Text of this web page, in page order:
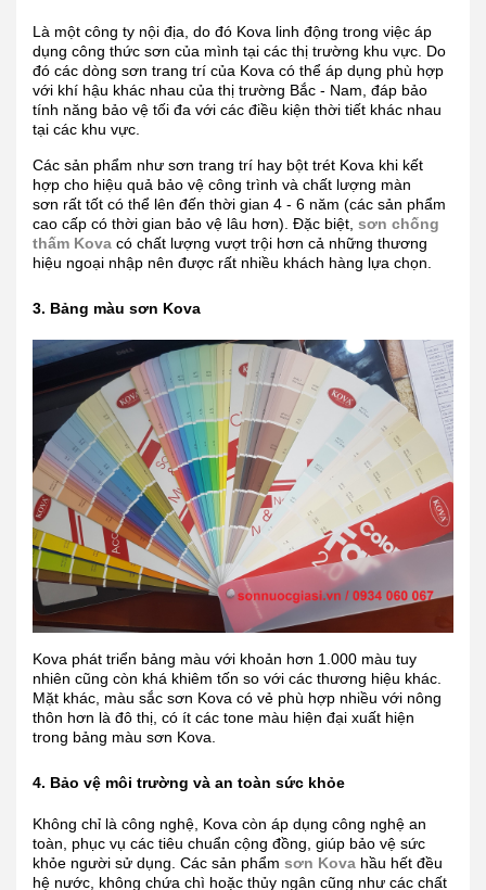
Là một công ty nội địa, do đó Kova linh động trong việc áp
dụng công thức sơn của mình tại các thị trường khu vực. Do
đó các dòng sơn trang trí của Kova có thể áp dụng phù hợp
với khí hậu khác nhau của thị trường Bắc - Nam, đáp bảo
tính năng bảo vệ tối đa với các điều kiện thời tiết khác nhau
tại các khu vực.
Các sản phẩm như sơn trang trí hay bột trét Kova khi kết
hợp cho hiệu quả bảo vệ công trình và chất lượng màn
sơn rất tốt có thể lên đến thời gian 4 - 6 năm (các sản phẩm
cao cấp có thời gian bảo vệ lâu hơn). Đặc biệt, sơn chống
thấm Kova có chất lượng vượt trội hơn cả những thương
hiệu ngoại nhập nên được rất nhiều khách hàng lựa chọn.
3. Bảng màu sơn Kova
Kova phát triển bảng màu với khoản hơn 1.000 màu tuy
nhiên cũng còn khá khiêm tốn so với các thương hiệu khác.
Mặt khác, màu sắc sơn Kova có vẻ phù hợp nhiều với nông
thôn hơn là đô thị, có ít các tone màu hiện đại xuất hiện
trong bảng màu sơn Kova.
4. Bảo vệ môi trường và an toàn sức khỏe
Không chỉ là công nghệ, Kova còn áp dụng công nghệ an
toàn, phục vụ các tiêu chuẩn cộng đồng, giúp bảo vệ sức
khỏe người sử dụng. Các sản phẩm sơn Kova hầu hết đều
hệ nước, không chứa chì hoặc thủy ngân cũng như các chất